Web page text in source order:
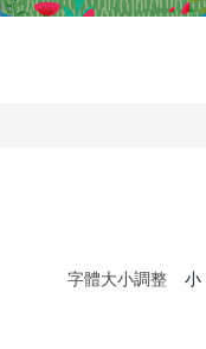
字體大小調整 小